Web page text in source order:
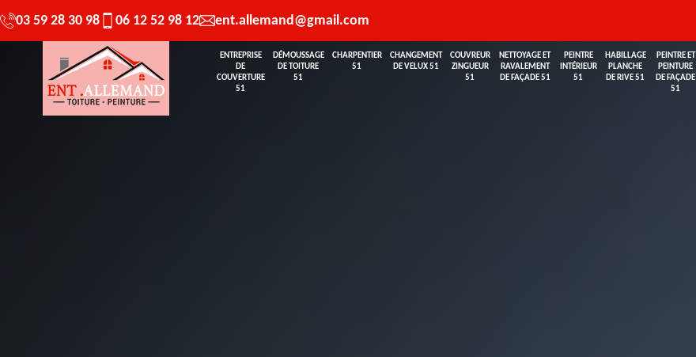
03 59 28 30 98 06 12 52 98 12 ent.allemand@gmail.com
ENTREPRISE
DE
COUVERTURE
51
DÉMOUSSAGE
DE TOITURE
51
CHARPENTIER
51
CHANGEMENT
DE VELUX 51
COUVREUR
ZINGUEUR
51
NETTOYAGE ET
RAVALEMENT
DE FAÇADE 51
PEINTRE
INTÉRIEUR
51
HABILLAGE
PLANCHE
DE RIVE 51
PEINTRE ET
PEINTURE
DE FAÇADE
51